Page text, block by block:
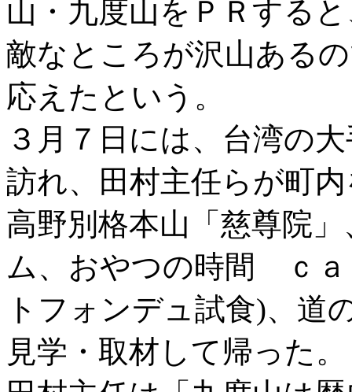
山・九度山をＰＲする
敵なところが沢山ある
応えたという。
３月７日には、台湾の
訪れ、田村主任らが町
高野別格本山「慈尊院
ム、おやつの時間 ｃ
トフォンデュ試食)、道
見学・取材して帰った。